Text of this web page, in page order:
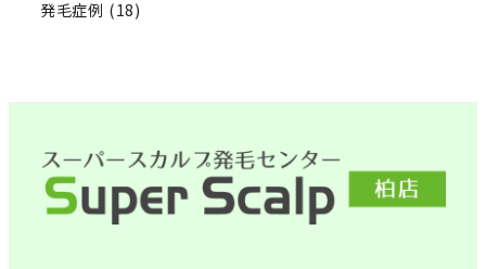
発毛症例 (18)